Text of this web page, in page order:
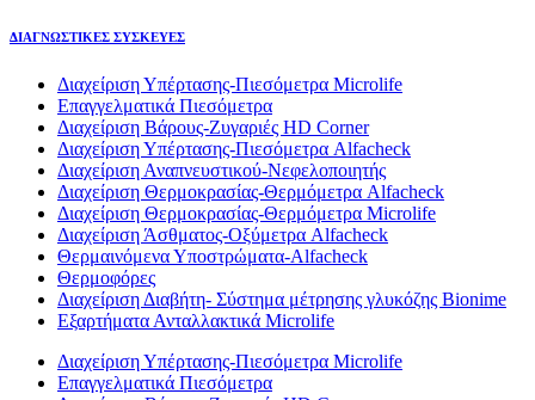
ΔΙΑΓΝΩΣΤΙΚΕΣ ΣΥΣΚΕΥΕΣ
Διαχείριση Υπέρτασης-Πιεσόμετρα Microlife
Επαγγελματικά Πιεσόμετρα
Διαχείριση Βάρους-Ζυγαριές HD Corner
Διαχείριση Υπέρτασης-Πιεσόμετρα Alfacheck
Διαχείριση Αναπνευστικού-Νεφελοποιητής
Διαχείριση Θερμοκρασίας-Θερμόμετρα Alfacheck
Διαχείριση Θερμοκρασίας-Θερμόμετρα Microlife
Διαχείριση Άσθματος-Οξύμετρα Alfacheck
Θερμαινόμενα Υποστρώματα-Alfacheck
Θερμοφόρες
Διαχείριση Διαβήτη- Σύστημα μέτρησης γλυκόζης Bionime
Εξαρτήματα Ανταλλακτικά Microlife
Διαχείριση Υπέρτασης-Πιεσόμετρα Microlife
Επαγγελματικά Πιεσόμετρα